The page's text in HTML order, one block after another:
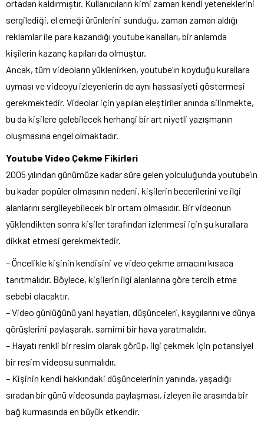
ortadan kaldırmıştır. Kullanıcıların kimi zaman kendi yeteneklerini
sergilediği, el emeği ürünlerini sunduğu, zaman zaman aldığı
reklamlar ile para kazandığı youtube kanalları, bir anlamda
kişilerin kazanç kapıları da olmuştur.
Ancak, tüm videoların yüklenirken, youtube’ın koyduğu kurallara
uyması ve videoyu izleyenlerin de aynı hassasiyeti göstermesi
gerekmektedir. Videolar için yapılan eleştiriler anında silinmekte,
bu da kişilere gelebilecek herhangi bir art niyetli yazışmanın
oluşmasına engel olmaktadır.
Youtube Video Çekme Fikirleri
2005 yılından günümüze kadar süre gelen yolculuğunda youtube’ın
bu kadar popüler olmasının nedeni, kişilerin becerilerini ve ilgi
alanlarını sergileyebilecek bir ortam olmasıdır. Bir videonun
yüklendikten sonra kişiler tarafından izlenmesi için şu kurallara
dikkat etmesi gerekmektedir.
– Öncelikle kişinin kendisini ve video çekme amacını kısaca
tanıtmalıdır. Böylece, kişilerin ilgi alanlarına göre tercih etme
sebebi olacaktır.
– Video günlüğünü yani hayatları, düşünceleri, kaygılarını ve dünya
görüşlerini paylaşarak, samimi bir hava yaratmalıdır.
– Hayatı renkli bir resim olarak görüp, ilgi çekmek için potansiyel
bir resim videosu sunmalıdır.
– Kişinin kendi hakkındaki düşüncelerinin yanında, yaşadığı
sıradan bir günü videosunda paylaşması, izleyen ile arasında bir
bağ kurmasında en büyük etkendir.